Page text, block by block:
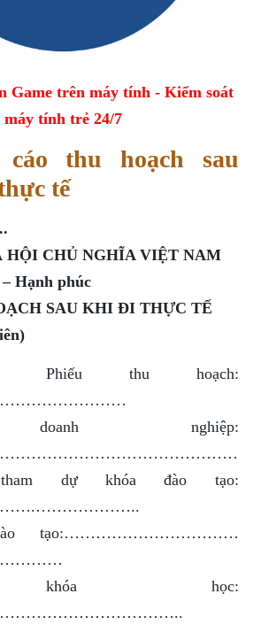
Game trên máy tính - Kiểm soát
máy tính trẻ 24/7
thu hoạch sau
tế
HỘI CHỦ NGHĨA VIỆT NAM
Hạnh phúc
SAU KHI ĐI THỰC TẾ
Phiếu thu hoạch:
nghiệp:
dự khóa đào tạo:
tạo:……………………………
học: